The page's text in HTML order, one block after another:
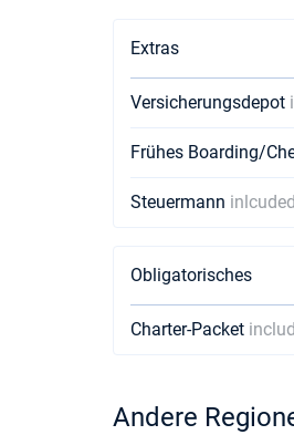
Extras
Versicherungsdepot
Frühes Boarding/
Steuermann
Obligatorisches
Charter-Packet
Andere